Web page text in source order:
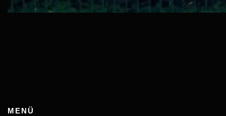
MENÜ